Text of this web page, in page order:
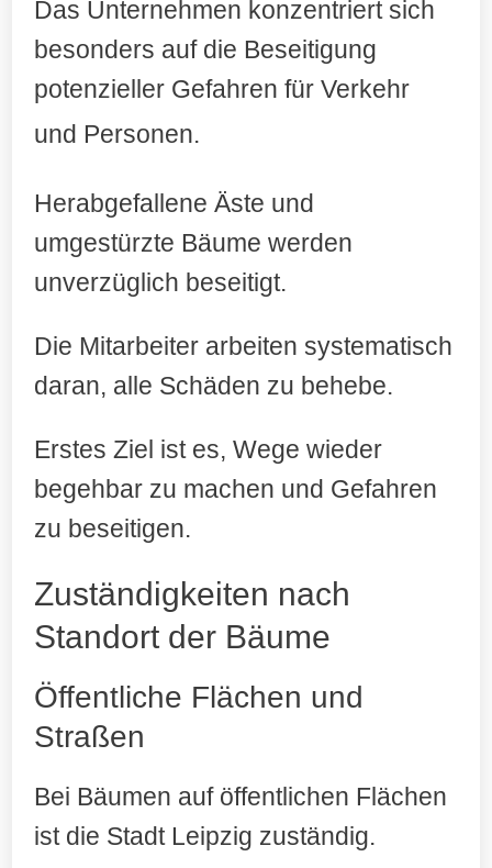
Das Unternehmen konzentriert sich
besonders auf die Beseitigung
potenzieller Gefahren für Verkehr
und Personen.
Herabgefallene Äste und
umgestürzte Bäume werden
unverzüglich beseitigt.
Die Mitarbeiter arbeiten systematisch
daran, alle Schäden zu behebe.
Erstes Ziel ist es, Wege wieder
begehbar zu machen und Gefahren
zu beseitigen.
Zuständigkeiten nach
Standort der Bäume
Öffentliche Flächen und
Straßen
Bei Bäumen auf öffentlichen Flächen
ist die Stadt Leipzig zuständig.